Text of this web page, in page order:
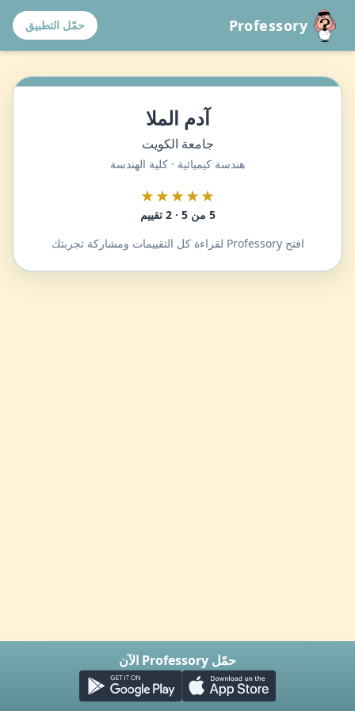
Professory حمّل التطبيق
آدم الملا
جامعة الكويت
هندسة كيميائية · كلية الهندسة
★★★★★
5 من 5 · 2 تقييم
افتح Professory لقراءة كل التقييمات ومشاركة تجربتك
حمّل Professory الآن